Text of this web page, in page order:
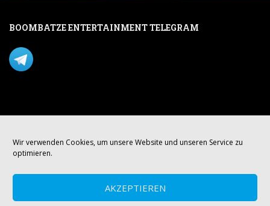
Wir verwenden Cookies, um unsere Website und unseren Service zu
optimieren.
AKZEPTIEREN
BOOMBATZE ENTERTAINMENT TELEGRAM